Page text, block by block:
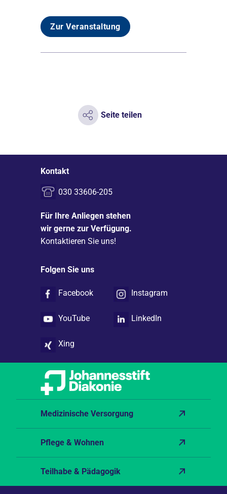
Zur Veranstaltung
Seite teilen
Kontakt
030 33606-205
Für Ihre Anliegen stehen
wir gerne zur Verfügung.
Kontaktieren Sie uns!
Folgen Sie uns
Facebook Instagram
YouTube LinkedIn
Xing
Medizinische Versorgung
Pflege & Wohnen
Teilhabe & Pädagogik